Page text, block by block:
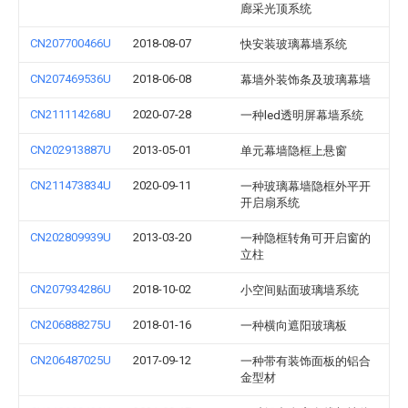
廊采光顶系统
CN207700466U 2018-08-07 快安装玻璃幕墙系统
CN207469536U 2018-06-08 幕墙外装饰条及玻璃幕墙
CN211114268U 2020-07-28 一种led透明屏幕墙系统
CN202913887U 2013-05-01 单元幕墙隐框上悬窗
CN211473834U 2020-09-11
一种玻璃幕墙隐框外平开
开启扇系统
CN202809939U 2013-03-20
一种隐框转角可开启窗的
立柱
CN207934286U 2018-10-02 小空间贴面玻璃墙系统
CN206888275U 2018-01-16 一种横向遮阳玻璃板
CN206487025U 2017-09-12
一种带有装饰面板的铝合
金型材